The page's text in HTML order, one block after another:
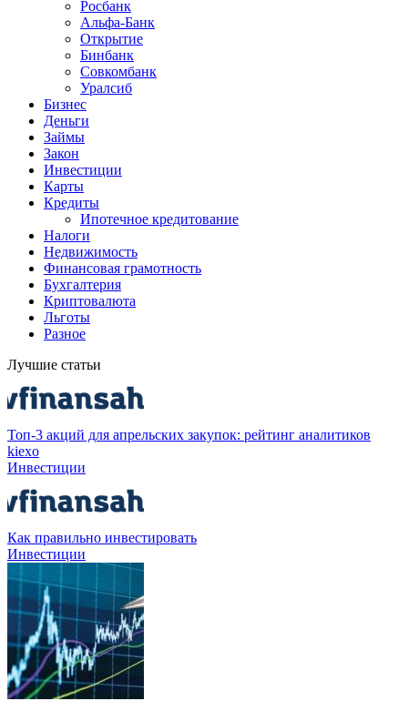
Росбанк
Альфа-Банк
Открытие
Бинбанк
Совкомбанк
Уралсиб
Бизнес
Деньги
Займы
Закон
Инвестиции
Карты
Кредиты
Ипотечное кредитование
Налоги
Недвижимость
Финансовая грамотность
Бухгалтерия
Криптовалюта
Льготы
Разное
Лучшие статьи
Топ-3 акций для апрельских закупок: рейтинг аналитиков
kiexo
Инвестиции
Как правильно инвестировать
Инвестиции